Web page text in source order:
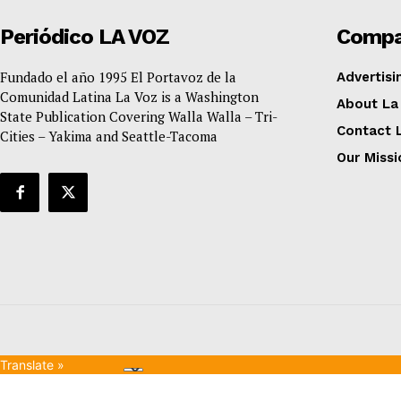
Periódico LA VOZ
Fundado el año 1995 El Portavoz de la
Comunidad Latina La Voz is a Washington
State Publication Covering Walla Walla – Tri-
Cities – Yakima and Seattle-Tacoma
About La
Contact
Our
Translate »